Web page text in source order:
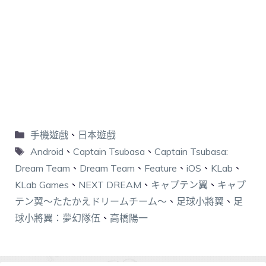
手機遊戲、 日本遊戲
Android 、 Captain Tsubasa 、 Captain Tsubasa:
Dream Team 、 Dream Team 、 Feature 、 iOS 、 KLab 、
KLab Games 、 NEXT DREAM 、 キャプテン翼 、 キャプ
テン翼〜たたかえドリームチーム〜 、 足球小將翼 、 足
球小將翼：夢幻隊伍 、 高橋陽一